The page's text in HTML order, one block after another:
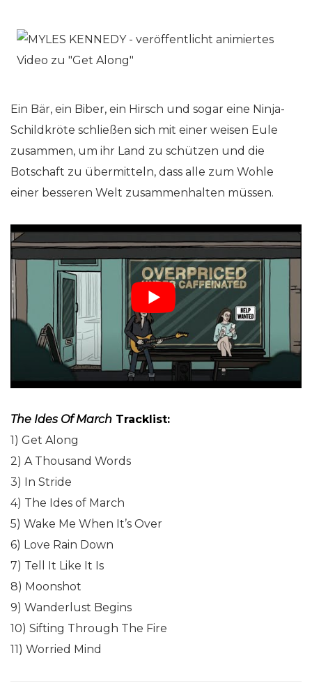
Ein Bär, ein Biber, ein Hirsch und sogar eine Ninja-
Schildkröte schließen sich mit einer weisen Eule
zusammen, um ihr Land zu schützen und die
Botschaft zu übermitteln, dass alle zum Wohle
einer besseren Welt zusammenhalten müssen.
The Ides Of March Tracklist:
1) Get Along
2) A Thousand Words
3) In Stride
4) The Ides of March
5) Wake Me When It’s Over
6) Love Rain Down
7) Tell It Like It Is
8) Moonshot
9) Wanderlust Begins
10) Sifting Through The Fire
11) Worried Mind